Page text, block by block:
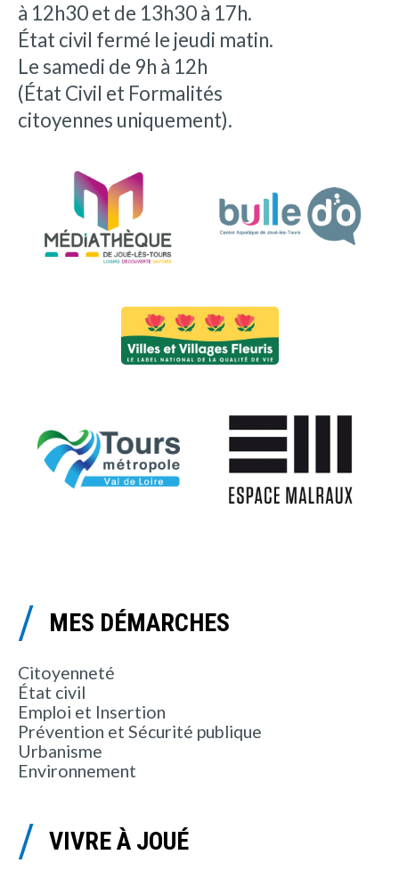
à 12h30 et de 13h30 à 17h.
État civil fermé le jeudi matin.
Le samedi de 9h à 12h
(État Civil et Formalités
citoyennes uniquement).
MES DÉMARCHES
Citoyenneté
État civil
Emploi et Insertion
Prévention et Sécurité publique
Urbanisme
Environnement
VIVRE À JOUÉ